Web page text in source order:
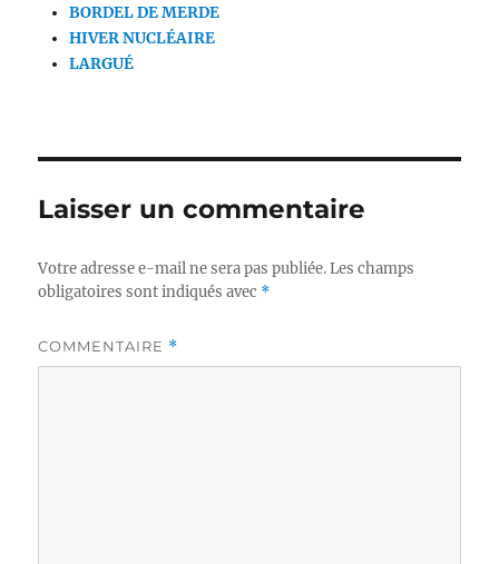
BORDEL DE MERDE
HIVER NUCLÉAIRE
LARGUÉ
Laisser un commentaire
Votre adresse e-mail ne sera pas publiée. Les champs
obligatoires sont indiqués avec *
COMMENTAIRE *